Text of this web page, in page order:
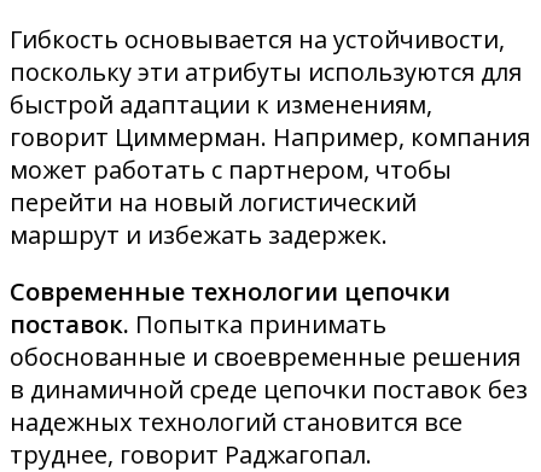
Гибкость основывается на устойчивости,
поскольку эти атрибуты используются для
быстрой адаптации к изменениям,
говорит Циммерман. Например, компания
может работать с партнером, чтобы
перейти на новый логистический
маршрут и избежать задержек.
Современные технологии цепочки
поставок. Попытка принимать
обоснованные и своевременные решения
в динамичной среде цепочки поставок без
надежных технологий становится все
труднее, говорит Раджагопал.